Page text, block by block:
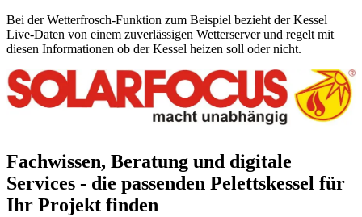
Bei der Wetterfrosch-Funktion zum Beispiel bezieht der Kessel
Live-Daten von einem zuverlässigen Wetterserver und regelt mit
diesen Informationen ob der Kessel heizen soll oder nicht.
Fachwissen, Beratung und digitale
Services - die passenden Pelettskessel für
Ihr Projekt finden